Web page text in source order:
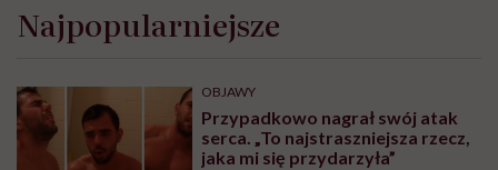
Najpopularniejsze
OBJAWY
Przypadkowo nagrał swój atak
serca. „To najstraszniejsza rzecz,
jaka mi się przydarzyła”